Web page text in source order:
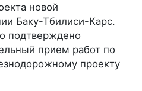
новой
Баку-Тбилиси-Карс.
подтверждено
прием работ по
проекту